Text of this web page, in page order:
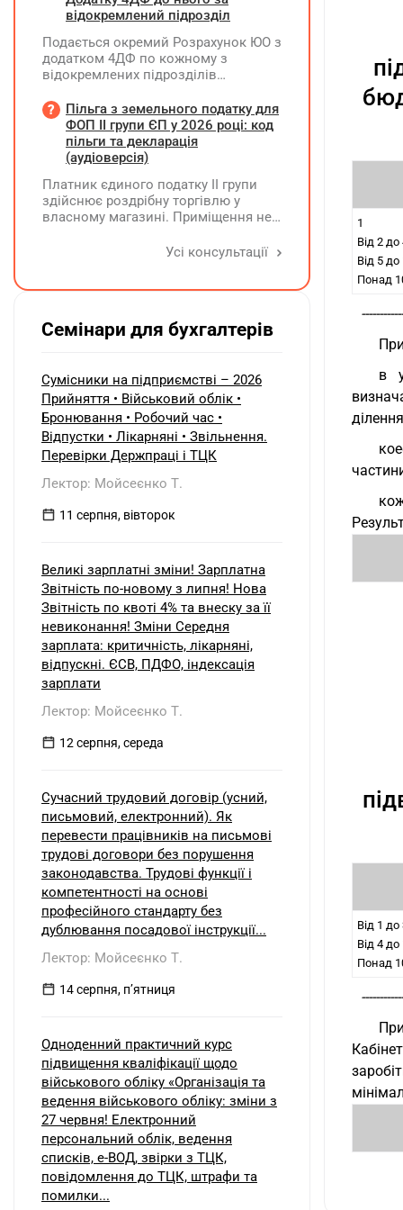
1
Від 2
Від 5
Понад
в
Від 1
Від 4
Понад
червні 2026 року один з інверторів
підлягає. У липні 2026 року
підприємство придбало новий
інвертор і власними силами
несправного. Як відобразити ці
операції в бухобліку та які
виникають наслідки з ПДВ?
відокремлений підрозділ
Подається окремий Розрахунок ЮО з
додатком 4ДФ по кожному з
відокремлених підрозділів
нараховувати, утримувати і
сплачувати (перераховувати)
податок на доходи фізичних осіб до
бюджету
Пільга з земельного податку для
ФОП ІІ групи ЄП у 2026 році: код
пільги та декларація
(аудіоверсія)
Платник єдиного податку ІІ групи
здійснює роздрібну торгівлю у
власному магазині. Приміщення не
земельну ділянку має як ФОП. Як
земельного податку та який код
Усі консультації
Семінари для бухгалтерів
Сумісники на підприємстві – 2026
Прийняття • Військовий облік •
Бронювання • Робочий час •
Відпустки • Лікарняні • Звільнення.
Перевірки Держпраці і ТЦК
Лектор: Мойсеєнко Т.
11 серпня, вівторок
Великі зарплатні зміни! Зарплатна
Звітність по-новому з липня! Нова
Звітність по квоті 4% та внеску за її
невиконання! Зміни Середня
зарплата: критичність, лікарняні,
відпускні. ЄСВ, ПДФО, індексація
зарплати
Лектор: Мойсеєнко Т.
12 серпня, середа
Сучасний трудовий договір (усний,
письмовий, електронний). Як
перевести працівників на письмові
трудові договори без порушення
законодавства. Трудові функції і
компетентності на основі
професійного стандарту без
дублювання посадової інструкції...
Лектор: Мойсеєнко Т.
14 серпня, пʼятниця
Одноденний практичний курс
підвищення кваліфікації щодо
військового обліку «Організація та
ведення військового обліку: зміни з
27 червня! Електронний
персональний облік, ведення
списків, е-ВОД, звірки з ТЦК,
повідомлення до ТЦК, штрафи та
помилки...